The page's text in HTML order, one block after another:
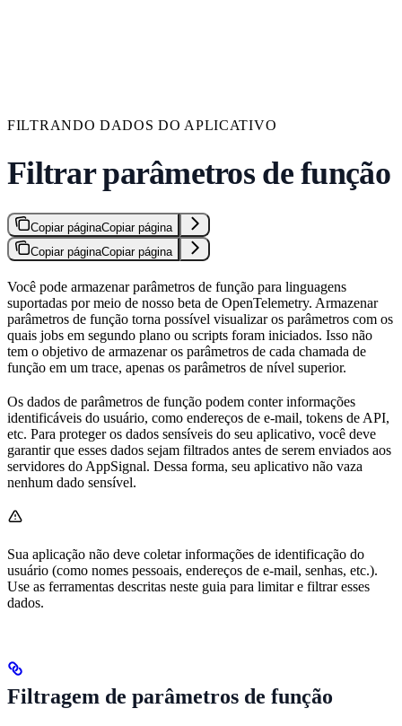
FILTRANDO DADOS DO APLICATIVO
Filtrar parâmetros de função
Copiar páginaCopiar página
Copiar páginaCopiar página
Você pode armazenar parâmetros de função para linguagens
suportadas por meio de nosso beta de OpenTelemetry. Armazenar
parâmetros de função torna possível visualizar os parâmetros com os
quais jobs em segundo plano ou scripts foram iniciados. Isso não
tem o objetivo de armazenar os parâmetros de cada chamada de
função em um trace, apenas os parâmetros de nível superior.
Os dados de parâmetros de função podem conter informações
identificáveis do usuário, como endereços de e-mail, tokens de API,
etc. Para proteger os dados sensíveis do seu aplicativo, você deve
garantir que esses dados sejam filtrados antes de serem enviados aos
servidores do AppSignal. Dessa forma, seu aplicativo não vaza
nenhum dado sensível.
Sua aplicação não deve coletar informações de identificação do
usuário (como nomes pessoais, endereços de e-mail, senhas, etc.).
Use as ferramentas descritas neste guia para limitar e filtrar esses
dados.
Filtragem de parâmetros de função